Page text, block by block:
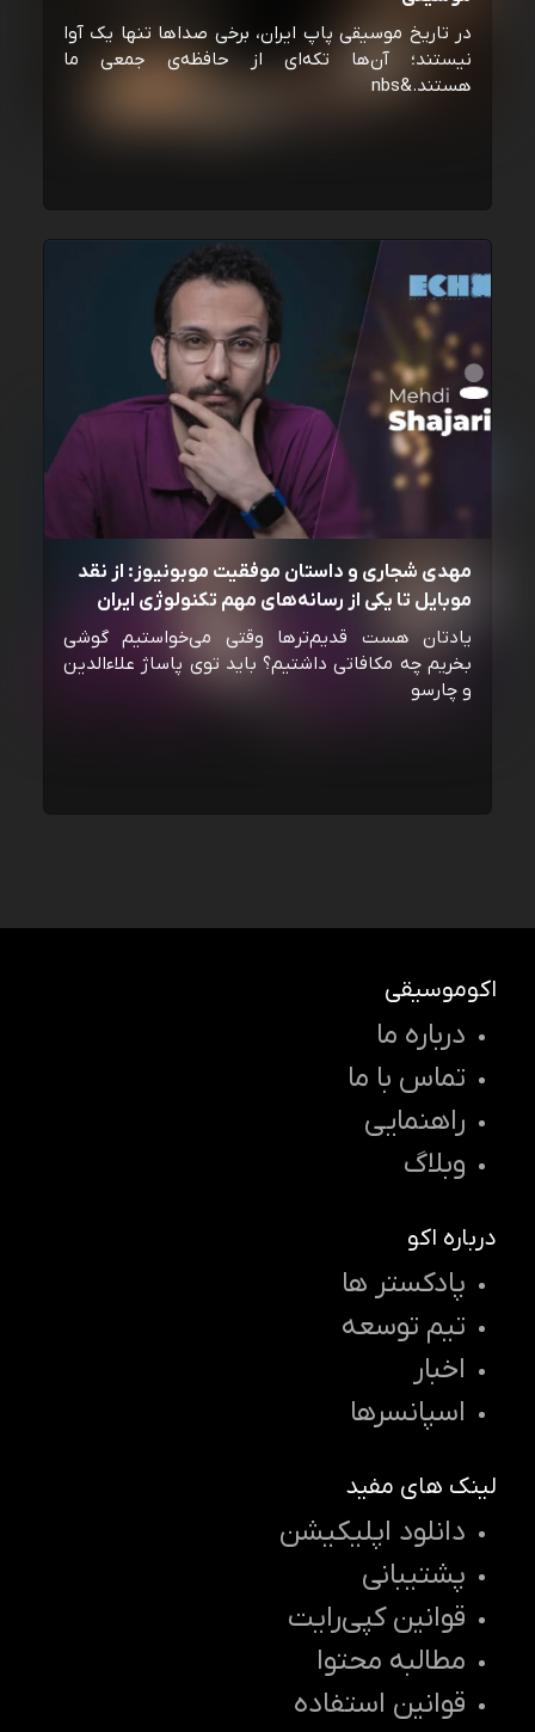
در تاریخ موسیقی پاپ ایران، برخی صداها تنها یک آوا
نیستند؛ آن‌ها تکه‌ای از حافظه‌ی جمعی ما
هستند.&nbs
مهدی شجاری و داستان موفقیت موبونیوز: از نقد
موبایل تا یکی از رسانه‌‌های مهم تکنولوژی ایران
یادتان هست قدیم‌ترها وقتی می‌خواستیم گوشی
بخریم چه مکافاتی داشتیم؟ باید توی پاساژ علاءالدین
و چارسو
اکوموسیقی
درباره ما
تماس با ما
راهنمایی
وبلاگ
درباره اکو
پادکستر ها
تیم توسعه
اخبار
اسپانسرها
لینک های مفید
دانلود اپلیکیشن
پشتیبانی
قوانین کپی‌رایت
مطالبه محتوا
قوانین استفاده